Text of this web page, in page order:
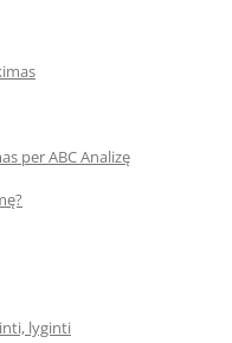
per ABC Analizę
lyginti